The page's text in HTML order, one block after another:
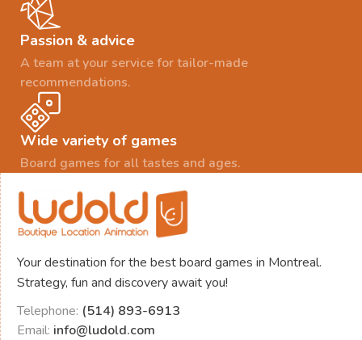
Passion & advice
A team at your service for tailor-made
recommendations.
Wide variety of games
Board games for all tastes and ages.
Your destination for the best board games in Montreal.
Strategy, fun and discovery await you!
Telephone: (514) 893-6913
Email: info@ludold.com